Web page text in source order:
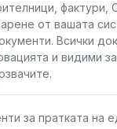
фактури,
от вашата
Всички
и видими
за пратката на